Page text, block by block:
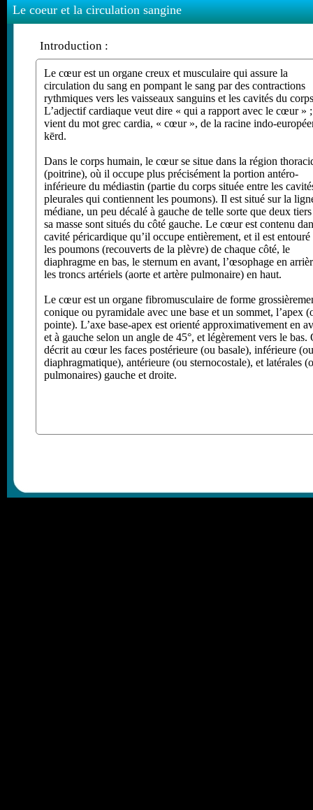
Le coeur et la circulation sangine
Le cœur est un organe creux et musculaire qui assure la
circulation du sang en pompant le sang par des contractions
rythmiques vers les vaisseaux sanguins et les cavités du
L’adjectif cardiaque veut dire « qui a rapport avec le cœur »
vient du mot grec cardia, « cœur », de la racine indo-
kērd.
Dans le corps humain, le cœur se situe dans la région
(poitrine), où il occupe plus précisément la portion antéro-
inférieure du médiastin (partie du corps située entre les
pleurales qui contiennent les poumons). Il est situé sur la
médiane, un peu décalé à gauche de telle sorte que deux
sa masse sont situés du côté gauche. Le cœur est contenu
cavité péricardique qu’il occupe entièrement, et il est entouré
les poumons (recouverts de la plèvre) de chaque côté, le
diaphragme en bas, le sternum en avant, l’œsophage en
les troncs artériels (aorte et artère pulmonaire) en haut.
Le cœur est un organe fibromusculaire de forme
conique ou pyramidale avec une base et un sommet, l’apex
pointe). L’axe base-apex est orienté approximativement en
et à gauche selon un angle de 45°, et légèrement vers le bas.
décrit au cœur les faces postérieure (ou basale), inférieure (ou
diaphragmatique), antérieure (ou sternocostale), et latérales
pulmonaires) gauche et droite.
Introduction :